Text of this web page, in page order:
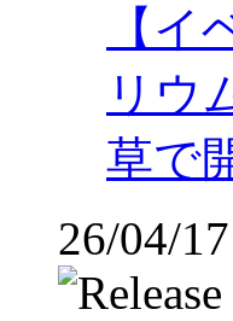
【
リウ
草で
26/04/17